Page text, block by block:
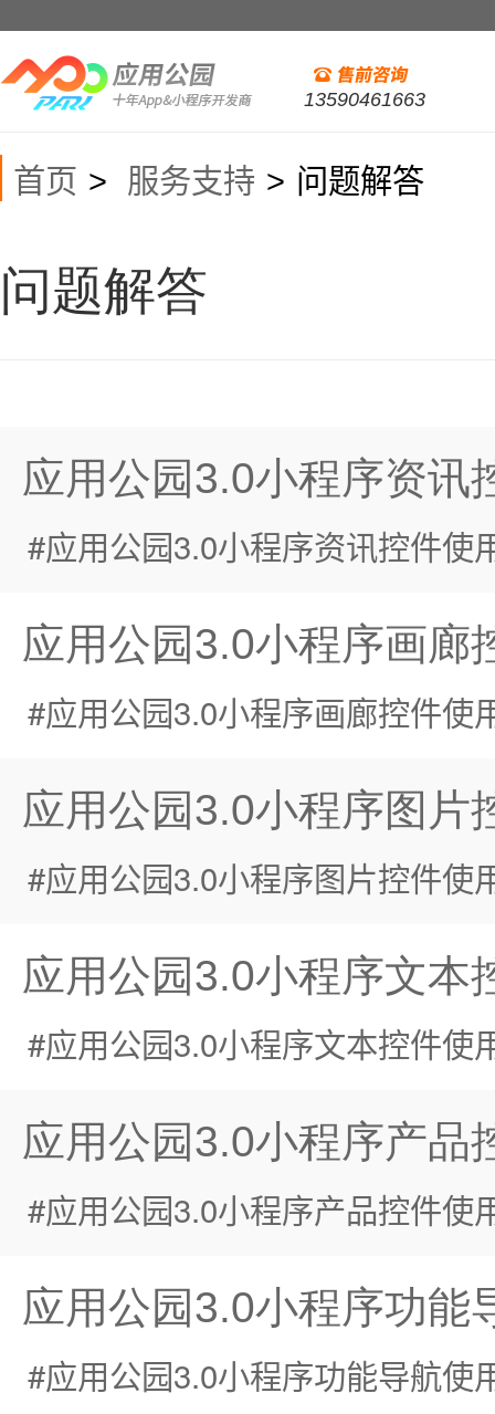
13590461663
首页 > 服务支持 > 问题解答
问题解答
应用公园3.0小程序资讯
应用公园3.0小程序资讯控件使
应用公园3.0小程序画廊
应用公园3.0小程序画廊控件使
应用公园3.0小程序图片
应用公园3.0小程序图片控件使
应用公园3.0小程序文本
应用公园3.0小程序文本控件使
应用公园3.0小程序产品
应用公园3.0小程序产品控件使
应用公园3.0小程序功能
应用公园3.0小程序功能导航使